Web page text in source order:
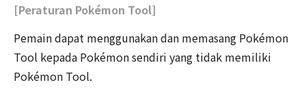
[Peraturan Pokémon Tool]
Pemain dapat menggunakan dan memasang Pokémon
Tool kepada Pokémon sendiri yang tidak memiliki
Pokémon Tool.